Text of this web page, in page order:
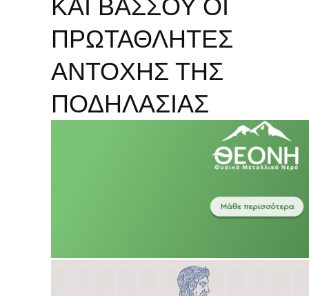
ΚΑΙ ΒΑΣΣΟΥ ΟΙ
ΠΡΩΤΑΘΛΗΤΕΣ
ΑΝΤΟΧΗΣ ΤΗΣ
ΠΟΔΗΛΑΣΙΑΣ